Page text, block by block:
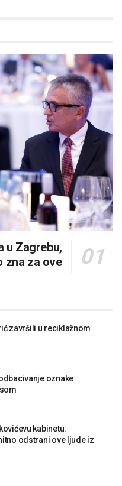
u Zagrebu,
zna za ove
završili u reciklažnom
oznake
kabinetu:
odstrani ove ljude iz